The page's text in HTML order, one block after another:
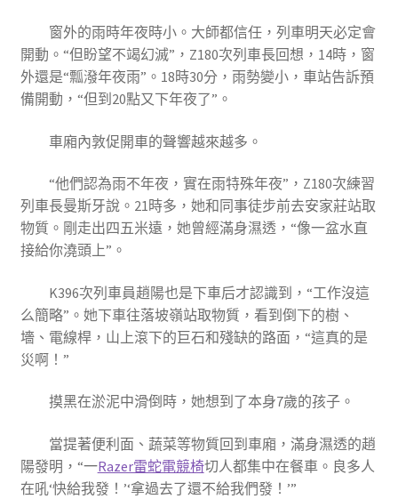
窗外的雨時年夜時小。大師都信任，列車明天必定會
開動。“但盼望不竭幻滅”，Z180次列車長回想，14時，窗
外還是“瓢潑年夜雨”。18時30分，雨勢變小，車站告訴預
備開動，“但到20點又下年夜了”。
車廂內敦促開車的聲響越來越多。
“他們認為雨不年夜，實在雨特殊年夜”，Z180次練習
列車長曼斯牙說。21時多，她和同事徒步前去安家莊站取
物質。剛走出四五米遠，她曾經滿身濕透，“像一盆水直
接給你澆頭上”。
K396次列車員趙陽也是下車后才認識到，“工作沒這
么簡略”。她下車往落坡嶺站取物質，看到倒下的樹、
墻、電線桿，山上滾下的巨石和殘缺的路面，“這真的是
災啊！”
摸黑在淤泥中滑倒時，她想到了本身7歲的孩子。
當提著便利面、蔬菜等物質回到車廂，滿身濕透的趙
陽發明，“一Razer雷蛇電競椅切人都集中在餐車。良多人
在吼‘快給我發！’‘拿過去了還不給我們發！’”